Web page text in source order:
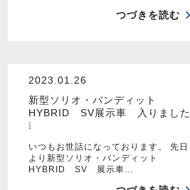
つづきを読む
2023.01.26
新型ソリオ・バンディット
HYBRID SV展示車 入りました
❕
いつもお世話になっております。 先日
より新型ソリオ・バンディット
HYBRID SV 展示車…